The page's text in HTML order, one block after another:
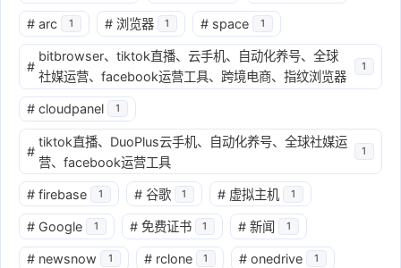
# arc 1 # 浏览器 1 # space 1
#
bitbrowser、tiktok直播、云手机、自动化养号、全球
社媒运营、facebook运营工具、跨境电商、指纹浏览器
1
# cloudpanel 1
#
tiktok直播、DuoPlus云手机、自动化养号、全球社媒运
营、facebook运营工具
1
# firebase 1 # 谷歌 1 # 虚拟主机 1
# Google 1 # 免费证书 1 # 新闻 1
# newsnow 1 # rclone 1 # onedrive 1